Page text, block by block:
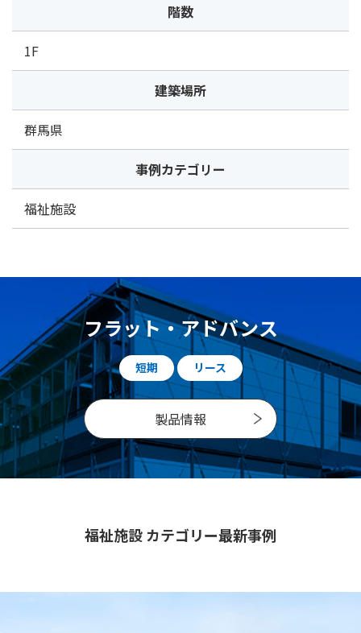
階数
1F
建築場所
群馬県
事例カテゴリー
福祉施設
フラット・アドバンス
短期 リース
製品情報
福祉施設 カテゴリー最新事例